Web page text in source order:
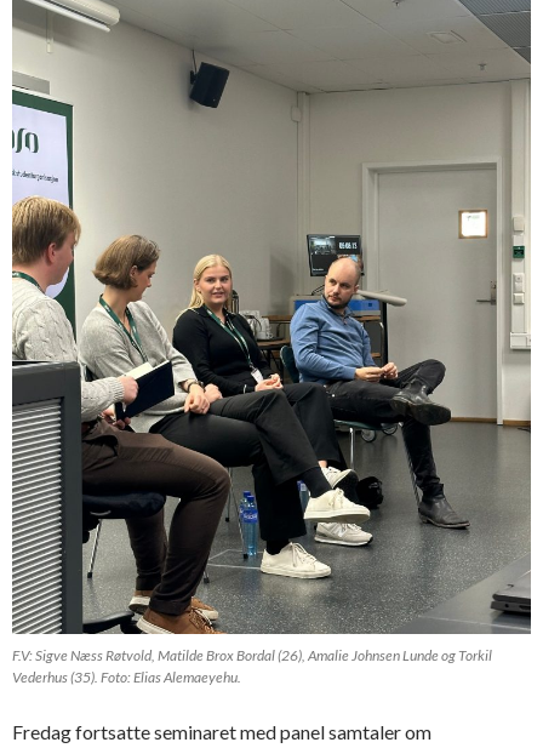
F.V: Sigve Næss Røtvold, Matilde Brox Bordal (26), Amalie Johnsen Lunde og Torkil
Vederhus (35). Foto: Elias Alemaeyehu.
Fredag fortsatte seminaret med panel samtaler om